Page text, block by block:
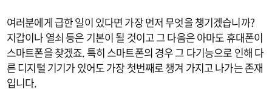
여러분에게 급한 일이 있다면 가장 먼저 무엇을 챙기겠습니까?
지갑이나 열쇠 등은 기본이 될 것이고 그 다음은 아마도 휴대폰이
스마트폰을 찾겠죠. 특히 스마트폰의 경우 그 다기능으로 인해 다
른 디지털 기기가 있어도 가장 첫번째로 챙겨 가지고 나가는 존재
입니다.